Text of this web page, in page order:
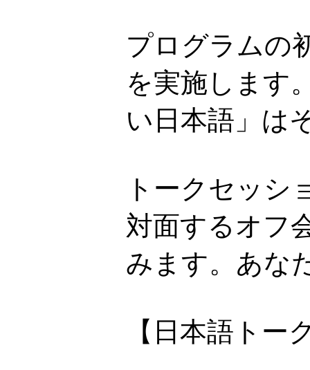
プログラムの
を実施します
い日本語」は
トークセッシ
対面するオフ
みます。あな
【日本語ト